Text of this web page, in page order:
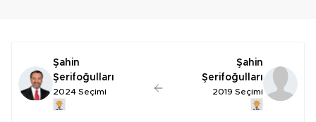
Şahin
Şerifoğulları
2024 Seçimi
Şahin
Şerifoğulları
2019 Seçimi